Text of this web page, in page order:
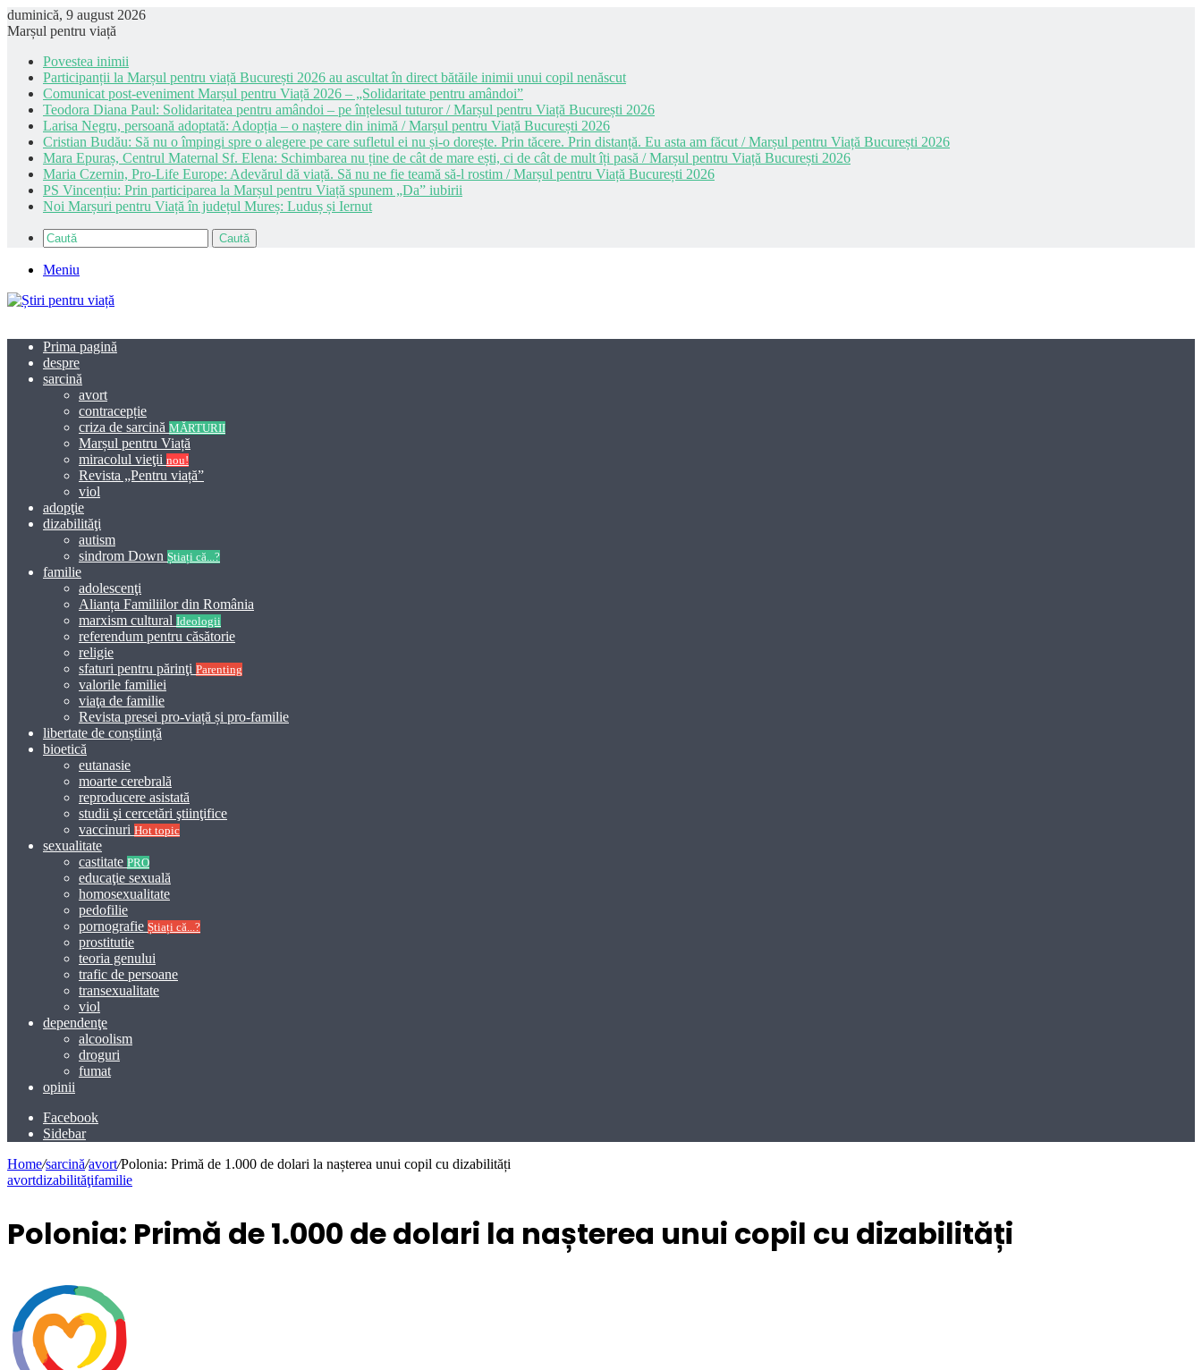
duminică, 9 august 2026
Marșul pentru viață
Povestea inimii
Participanții la Marșul pentru viață București 2026 au ascultat în direct bătăile inimii unui copil nenăscut
Comunicat post-eveniment Marșul pentru Viață 2026 – „Solidaritate pentru amândoi”
Teodora Diana Paul: Solidaritatea pentru amândoi – pe înțelesul tuturor / Marșul pentru Viață București 2026
Larisa Negru, persoană adoptată: Adopția – o naștere din inimă / Marșul pentru Viață București 2026
Cristian Budău: Să nu o împingi spre o alegere pe care sufletul ei nu și-o dorește. Prin tăcere. Prin distanță. Eu asta am făcut / Marșul pentru Viață București 2026
Mara Epuraș, Centrul Maternal Sf. Elena: Schimbarea nu ține de cât de mare ești, ci de cât de mult îți pasă / Marșul pentru Viață București 2026
Maria Czernin, Pro-Life Europe: Adevărul dă viață. Să nu ne fie teamă să-l rostim / Marșul pentru Viață București 2026
PS Vincențiu: Prin participarea la Marșul pentru Viață spunem „Da” iubirii
Noi Marșuri pentru Viață în județul Mureș: Luduș și Iernut
Caută
Meniu
Prima pagină
despre
sarcină
avort
contracepție
criza de sarcină MĂRTURII
Marșul pentru Viață
miracolul vieţii nou!
Revista „Pentru viață”
viol
adopţie
dizabilităţi
autism
sindrom Down Știați că...?
familie
adolescenţi
Alianța Familiilor din România
marxism cultural Ideologii
referendum pentru căsătorie
religie
sfaturi pentru părinţi Parenting
valorile familiei
viaţa de familie
Revista presei pro-viață și pro-familie
libertate de conștiință
bioetică
eutanasie
moarte cerebrală
reproducere asistată
studii şi cercetări ştiinţifice
vaccinuri Hot topic
sexualitate
castitate PRO
educaţie sexuală
homosexualitate
pedofilie
pornografie Știați că...?
prostitutie
teoria genului
trafic de persoane
transexualitate
viol
dependenţe
alcoolism
droguri
fumat
opinii
Facebook
Sidebar
Home/sarcină/avort/Polonia: Primă de 1.000 de dolari la nașterea unui copil cu dizabilități
avortdizabilităţifamilie
Polonia: Primă de 1.000 de dolari la nașterea unui copil cu dizabilități